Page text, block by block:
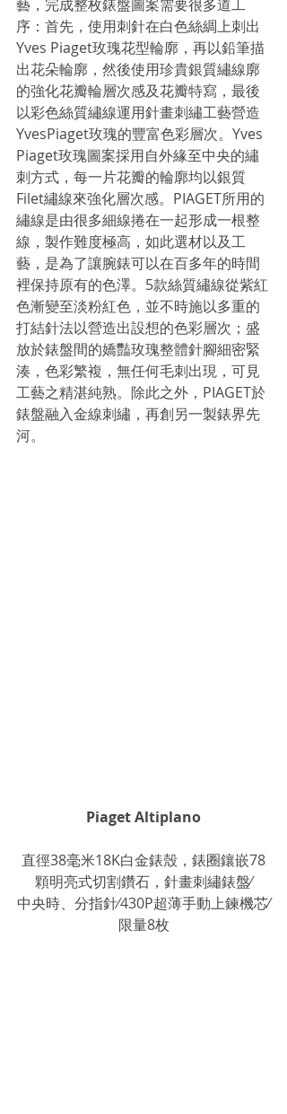
藝，完成整枚錶盤圖案需要很多道工
序：首先，使用刺針在白色絲綢上刺出
Yves Piaget玫瑰花型輪廓，再以鉛筆描
出花朵輪廓，然後使用珍貴銀質繡線廓
的強化花瓣輪層次感及花瓣特寫，最後
以彩色絲質繡線運用針畫刺繡工藝營造
YvesPiaget玫瑰的豐富色彩層次。Yves
Piaget玫瑰圖案採用自外緣至中央的繡
刺方式，每一片花瓣的輪廓均以銀質
Filet繡線來強化層次感。PIAGET所用的
繡線是由很多細線捲在一起形成一根整
線，製作難度極高，如此選材以及工
藝，是為了讓腕錶可以在百多年的時間
裡保持原有的色澤。5款絲質繡線從紫紅
色漸變至淡粉紅色，並不時施以多重的
打結針法以營造出設想的色彩層次；盛
放於錶盤間的嬌豔玫瑰整體針腳細密緊
湊，色彩繁複，無任何毛刺出現，可見
工藝之精湛純熟。除此之外，PIAGET於
錶盤融入金線刺繡，再創另一製錶界先
河。
Piaget Altiplano
直徑38毫米18K白金錶殼，錶圈鑲嵌78
顆明亮式切割鑽石，針畫刺繡錶盤∕
中央時、分指針∕430P超薄手動上鍊機芯∕
限量8枚